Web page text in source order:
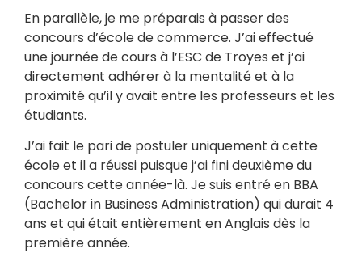
En parallèle, je me préparais à passer des
concours d’école de commerce. J’ai effectué
une journée de cours à l’ESC de Troyes et j’ai
directement adhérer à la mentalité et à la
proximité qu’il y avait entre les professeurs et les
étudiants.
J’ai fait le pari de postuler uniquement à cette
école et il a réussi puisque j’ai fini deuxième du
concours cette année-là. Je suis entré en BBA
(Bachelor in Business Administration) qui durait 4
ans et qui était entièrement en Anglais dès la
première année.